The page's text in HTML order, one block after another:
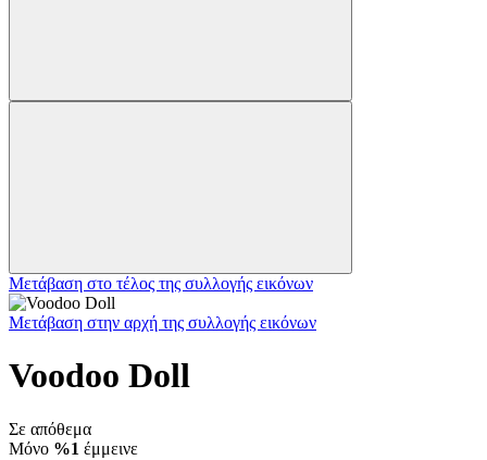
Μετάβαση στο τέλος της συλλογής εικόνων
Μετάβαση στην αρχή της συλλογής εικόνων
Voodoo Doll
Σε απόθεμα
Μόνο %1 έμμεινε